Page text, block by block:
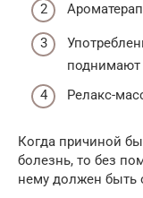
поднимают
Релакс-
Когда причиной
болезнь, то без
нему должен быть